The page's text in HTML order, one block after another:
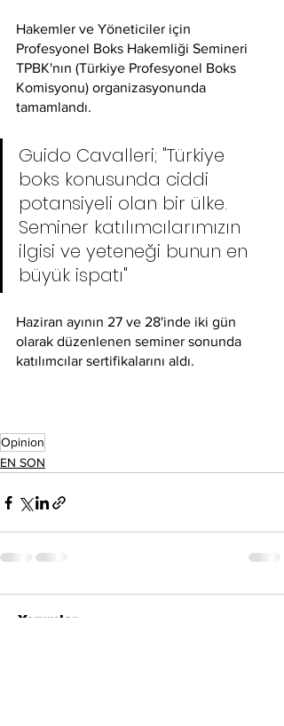
Hakemler ve Yöneticiler için
Profesyonel Boks Hakemliği Semineri
TPBK'nın (Türkiye Profesyonel Boks
Komisyonu) organizasyonunda
tamamlandı.
Guido Cavalleri; "Türkiye
boks konusunda ciddi
potansiyeli olan bir ülke.
Seminer katılımcılarımızın
ilgisi ve yeteneği bunun en
büyük ispatı"
Haziran ayının 27 ve 28'inde iki gün
olarak düzenlenen seminer sonunda
katılımcılar sertifikalarını aldı.
Opinion
EN SON
Yorumlar